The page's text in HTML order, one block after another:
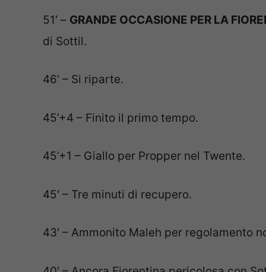
51′ – GRANDE OCCASIONE PER LA
di Sottil.
46′ – Si riparte.
45’+4 – Finito il primo tempo.
45’+1 – Giallo per Propper nel Twente.
45′ – Tre minuti di recupero.
43′ – Ammonito Maleh per regolamento